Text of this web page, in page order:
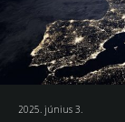
2025. június 3.